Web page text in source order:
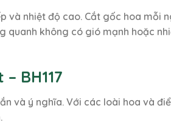
và nhiệt độ cao. Cắt gốc hoa mỗi
không có gió mạnh hoặc
BH117
và ý nghĩa. Với các loài hoa và